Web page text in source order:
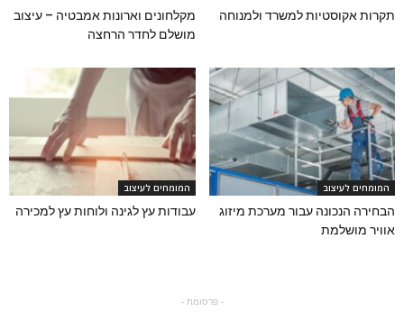
תקרות אקוסטיות למשרד ולמנוחה
מקלחונים וארונות אמבטיה – עיצוב
מושלם לחדר הרחצה
המומחים לעיצוב
הבחירה הנכונה עבור מערכת מיזוג
אוויר מושלמת
המומחים לעיצוב
עבודות עץ לגינה ולוחות עץ למכירה
- פרסומת -